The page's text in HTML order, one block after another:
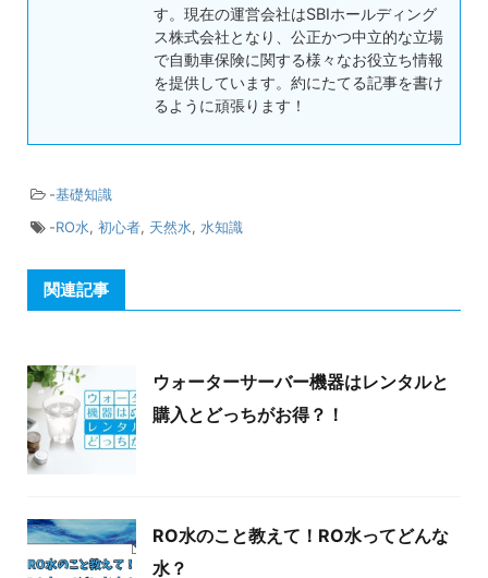
す。現在の運営会社はSBIホールディング
ス株式会社となり、公正かつ中立的な立場
で自動車保険に関する様々なお役立ち情報
を提供しています。約にたてる記事を書け
るように頑張ります！
-基礎知識
-RO水, 初心者, 天然水, 水知識
関連記事
ウォーターサーバー機器はレンタルと
購入とどっちがお得？！
RO水のこと教えて！RO水ってどんな
水？